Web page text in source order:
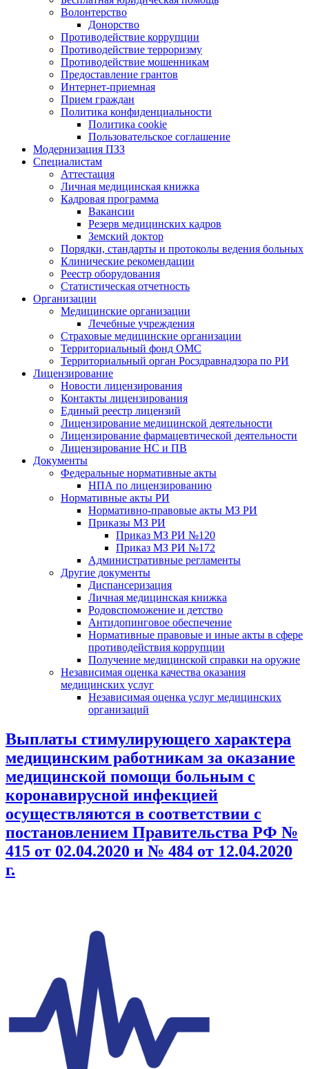
Волонтерство
Донорство
Противодействие коррупции
Противодействие терроризму
Противодействие мошенникам
Предоставление грантов
Интернет-приемная
Прием граждан
Политика конфиденциальности
Политика cookie
Пользовательское соглашение
Модернизация ПЗЗ
Специалистам
Аттестация
Личная медицинская книжка
Кадровая программа
Вакансии
Резерв медицинских кадров
Земский доктор
Порядки, стандарты и протоколы ведения больных
Клинические рекомендации
Реестр оборудования
Статистическая отчетность
Организации
Медицинские организации
Лечебные учреждения
Страховые медицинские организации
Территориальный фонд ОМС
Территориальный орган Росздравнадзора по РИ
Лицензирование
Новости лицензирования
Контакты лицензирования
Единый реестр лицензий
Лицензирование медицинской деятельности
Лицензирование фармацевтической деятельности
Лицензирование НС и ПВ
Документы
Федеральные нормативные акты
НПА по лицензированию
Нормативные акты РИ
Нормативно-правовые акты МЗ РИ
Приказы МЗ РИ
Приказ МЗ РИ №120
Приказ МЗ РИ №172
Административные регламенты
Другие документы
Диспансеризация
Личная медицинская книжка
Родовспоможение и детство
Антидопинговое обеспечение
Нормативные правовые и иные акты в сфере
противодействия коррупции
Получение медицинской справки на оружие
Независимая оценка качества оказания
медицинских услуг
Независимая оценка услуг медицинскиx
организаций
Выплаты стимулирующего характера
медицинским работникам за оказание
медицинской помощи больным с
коронавирусной инфекцией
осуществляются в соответствии с
постановлением Правительства РФ №
415 от 02.04.2020 и № 484 от 12.04.2020
г.